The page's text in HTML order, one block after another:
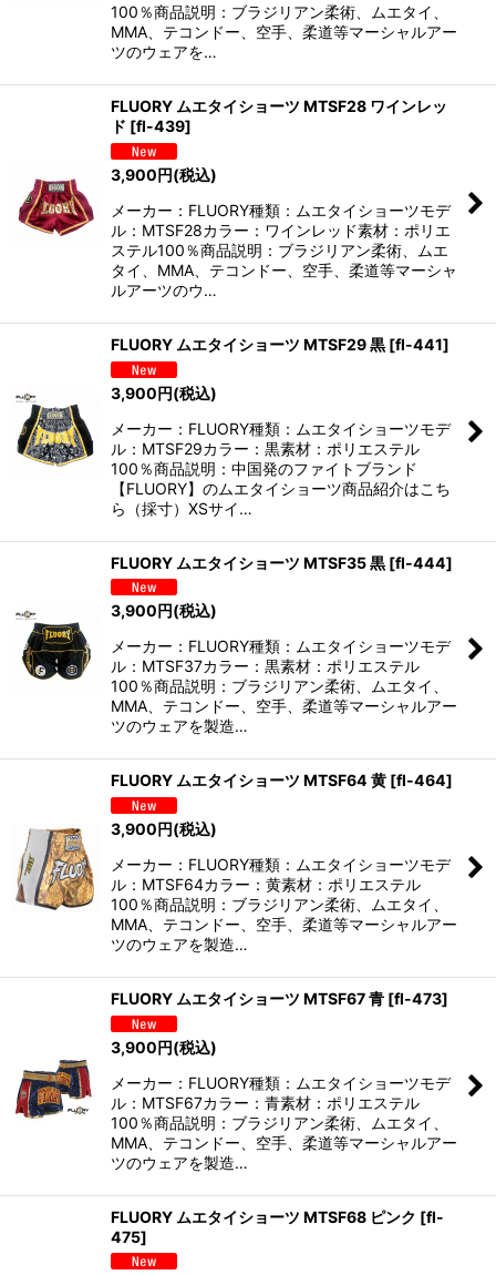
100％商品説明：ブラジリアン柔術、ムエタイ、
MMA、テコンドー、空手、柔道等マーシャルアー
ツのウェアを…
FLUORY ムエタイショーツ MTSF28 ワインレッ
ド [fl-439]
3,900円(税込)
メーカー：FLUORY種類：ムエタイショーツモデ
ル：MTSF28カラー：ワインレッド素材：ポリエ
ステル100％商品説明：ブラジリアン柔術、ムエ
タイ、MMA、テコンドー、空手、柔道等マーシャ
ルアーツのウ…
FLUORY ムエタイショーツ MTSF29 黒 [fl-441]
3,900円(税込)
メーカー：FLUORY種類：ムエタイショーツモデ
ル：MTSF29カラー：黒素材：ポリエステル
100％商品説明：中国発のファイトブランド
【FLUORY】のムエタイショーツ商品紹介はこち
ら（採寸）XSサイ…
FLUORY ムエタイショーツ MTSF35 黒 [fl-444]
3,900円(税込)
メーカー：FLUORY種類：ムエタイショーツモデ
ル：MTSF37カラー：黒素材：ポリエステル
100％商品説明：ブラジリアン柔術、ムエタイ、
MMA、テコンドー、空手、柔道等マーシャルアー
ツのウェアを製造…
FLUORY ムエタイショーツ MTSF64 黄 [fl-464]
3,900円(税込)
メーカー：FLUORY種類：ムエタイショーツモデ
ル：MTSF64カラー：黄素材：ポリエステル
100％商品説明：ブラジリアン柔術、ムエタイ、
MMA、テコンドー、空手、柔道等マーシャルアー
ツのウェアを製造…
FLUORY ムエタイショーツ MTSF67 青 [fl-473]
3,900円(税込)
メーカー：FLUORY種類：ムエタイショーツモデ
ル：MTSF67カラー：青素材：ポリエステル
100％商品説明：ブラジリアン柔術、ムエタイ、
MMA、テコンドー、空手、柔道等マーシャルアー
ツのウェアを製造…
FLUORY ムエタイショーツ MTSF68 ピンク [fl-
475]